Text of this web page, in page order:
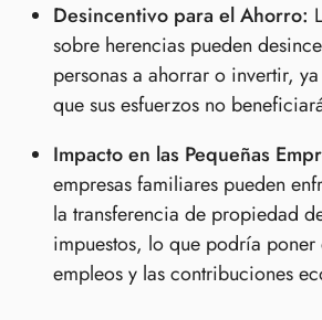
Desincentivo para el Ahorro:
sobre herencias pueden
personas a ahorrar o invertir,
que sus esfuerzos no
Impacto en las Pequeñas
empresas familiares pueden
la transferencia de propiedad
impuestos, lo que podría
empleos y las contribuciones